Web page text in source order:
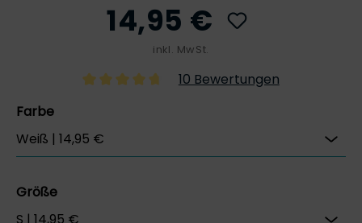
14,95 €
inkl. MwSt.
10 Bewertungen
Farbe
Größe